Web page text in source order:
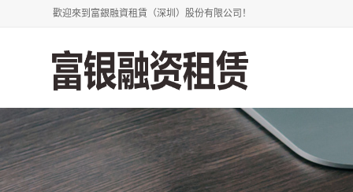
歡迎來到富銀融資租賃（深圳）股份有限公司！